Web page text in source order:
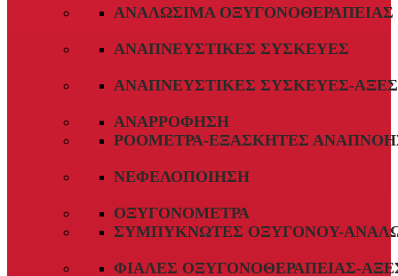
ΑΝΑΛΏΣΙΜΑ ΟΞΥΓΟΝΟΘΕΡΑΠΕΊΑΣ
ΑΝΑΠΝΕΥΣΤΙΚΈΣ ΣΥΣΚΕΥΈΣ
ΑΝΑΠΝΕΥΣΤΙΚΈΣ ΣΥΣΚΕΥΈΣ-
ΑΝΑΡΡΌΦΗΣΗ
ΡΟΌΜΕΤΡΑ-ΕΞΑΣΚΗΤΈΣ
ΝΕΦΕΛΟΠΟΊΗΣΗ
ΟΞΥΓΟΝΌΜΕΤΡΑ
ΣΥΜΠΥΚΝΩΤΈΣ ΟΞΥΓΌΝΟΥ-
ΦΙΆΛΕΣ ΟΞΥΓΟΝΟΘΕΡΑΠΕΊΑΣ-